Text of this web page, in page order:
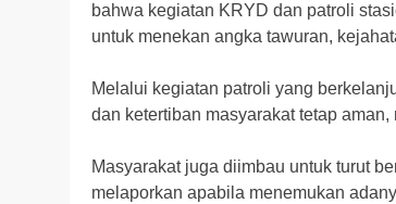
bahwa kegiatan KRYD dan patroli
untuk menekan angka tawuran,
Melalui kegiatan patroli yang
dan ketertiban masyarakat tetap
Masyarakat juga diimbau untuk turut
melaporkan apabila menemukan